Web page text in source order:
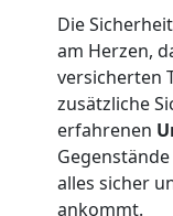
Die
am Herzen,
versicherten
zusätzliche
erfahrenen
alles sicher
ankommt.